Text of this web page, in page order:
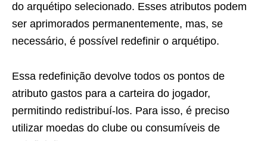
do arquétipo selecionado. Esses atributos podem
ser aprimorados permanentemente, mas, se
necessário, é possível redefinir o arquétipo.
Essa redefinição devolve todos os pontos de
atributo gastos para a carteira do jogador,
permitindo redistribuí-los. Para isso, é preciso
utilizar moedas do clube ou consumíveis de